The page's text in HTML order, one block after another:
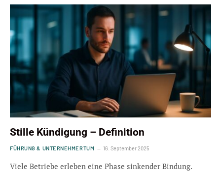
Stille Kündigung – Definition
FÜHRUNG & UNTERNEHMERTUM 16. September 2025
Viele Betriebe erleben eine Phase sinkender Bindung.